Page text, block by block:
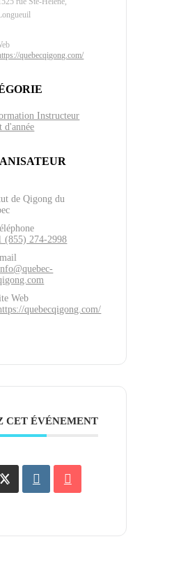
quebecqigong.com/
Instructeur
d'année
de Qigong du
(855) 274-2998
Web
quebecqigong.com/
CET ÉVÉNEMENT